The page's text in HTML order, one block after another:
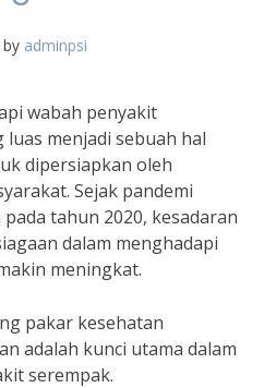
by adminpsi
wabah penyakit
menjadi sebuah hal
dipersiapkan oleh
Sejak pandemi
tahun 2020, kesadaran
dalam menghadapi
meningkat.
pakar kesehatan
adalah kunci utama dalam
serempak.